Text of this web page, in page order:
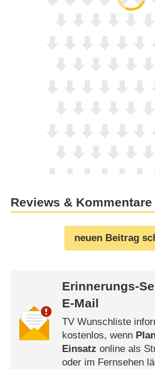
Reviews & Kommentare
neuen Beitrag
Erinnerungs-
E-Mail
TV Wunschliste
kostenlos, wenn
Einsatz online als
oder im Fernsehen